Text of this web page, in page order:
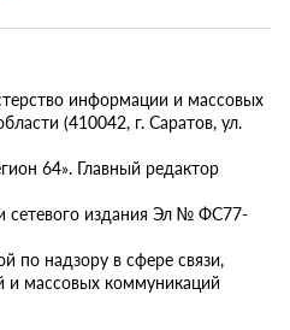
информации и массовых
(410042, г. Саратов, ул.
64». Главный редактор
сетевого издания Эл № ФС77-
по надзору в сфере связи,
и массовых коммуникаций